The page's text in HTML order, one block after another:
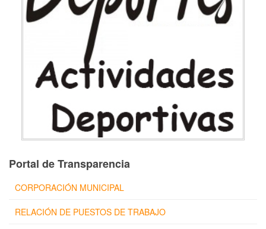
Portal de Transparencia
CORPORACIÓN MUNICIPAL
RELACIÓN DE PUESTOS DE TRABAJO